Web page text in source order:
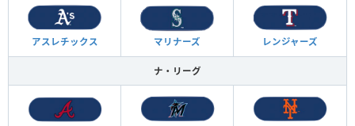
アスレチックス マリナーズ レンジャーズ
ナ・リーグ